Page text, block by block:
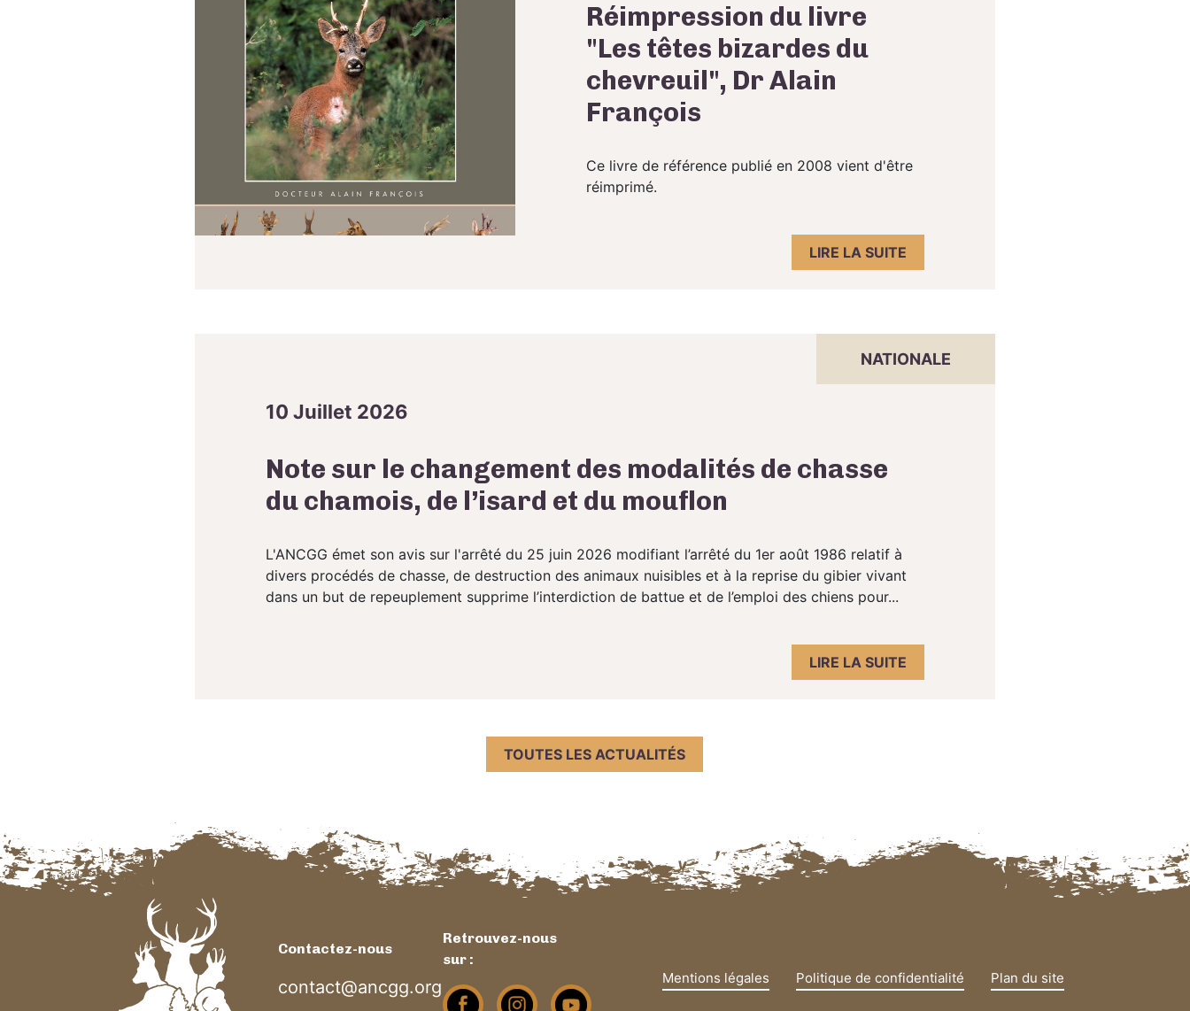
Réimpression du livre
"Les têtes bizardes du
chevreuil", Dr Alain
François
Ce livre de référence publié en 2008 vient d'être
réimprimé.
LIRE LA SUITE
NATIONALE
10 Juillet 2026
Note sur le changement des modalités de chasse
du chamois, de l’isard et du mouflon
L'ANCGG émet son avis sur l'arrêté du 25 juin 2026 modifiant l’arrêté du 1er août 1986 relatif à
divers procédés de chasse, de destruction des animaux nuisibles et à la reprise du gibier vivant
dans un but de repeuplement supprime l’interdiction de battue et de l’emploi des chiens pour...
LIRE LA SUITE
TOUTES LES ACTUALITÉS
Contactez-nous
contact@ancgg.org
Retrouvez-nous
sur :
Mentions légales
Politique de confidentialité Plan du site